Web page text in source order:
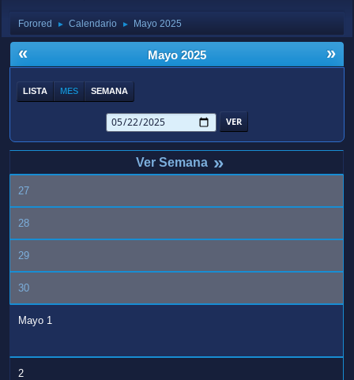
Forored ► Calendario ► Mayo 2025
« »
Mayo 2025
LISTA MES SEMANA
»
27
28
29
30
Mayo 1
2